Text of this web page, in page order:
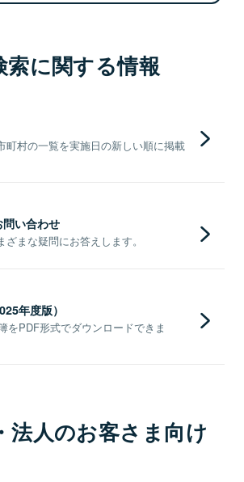
索に関する情報
町村の一覧を実施日の新しい順に掲載
い合わせ
まな疑問にお答えします。
年度版）
をPDF形式でダウンロードできま
法人のお客さま向け